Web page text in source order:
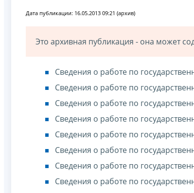
Дата публикации: 16.05.2013 09:21 (архив)
Это архивная публикация - она может
Сведения о работе по
Сведения о работе по
Сведения о работе по
Сведения о работе по
Сведения о работе по
Сведения о работе по
Сведения о работе по
Сведения о работе по